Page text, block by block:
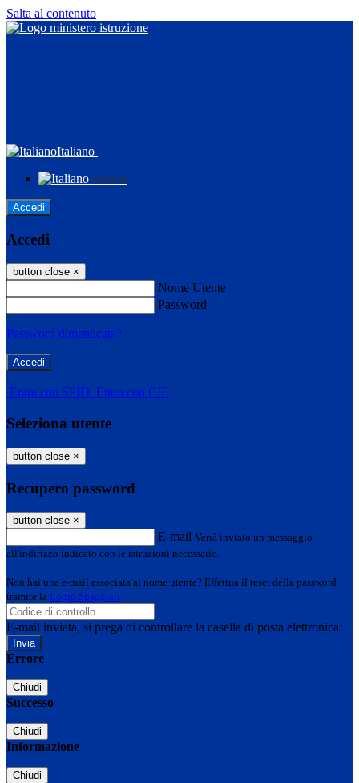
Salta al contenuto
Italiano
Italiano
Accedi
Accedi
button close ×
Nome Utente
Password
Password dimenticata?
-
Entra con SPID Entra con CIE
Seleziona utente
button close ×
Recupero password
button close ×
E-mail Verrà inviato un messaggio
all'indirizzo indicato con le istruzioni necessarie.
Non hai una e-mail associata al nome utente? Effettua il reset della password
tramite la Login Spaggiari
E-mail inviata, si prega di controllare la casella di posta elettronica!
Errore
Chiudi
Successo
Chiudi
Informazione
Chiudi